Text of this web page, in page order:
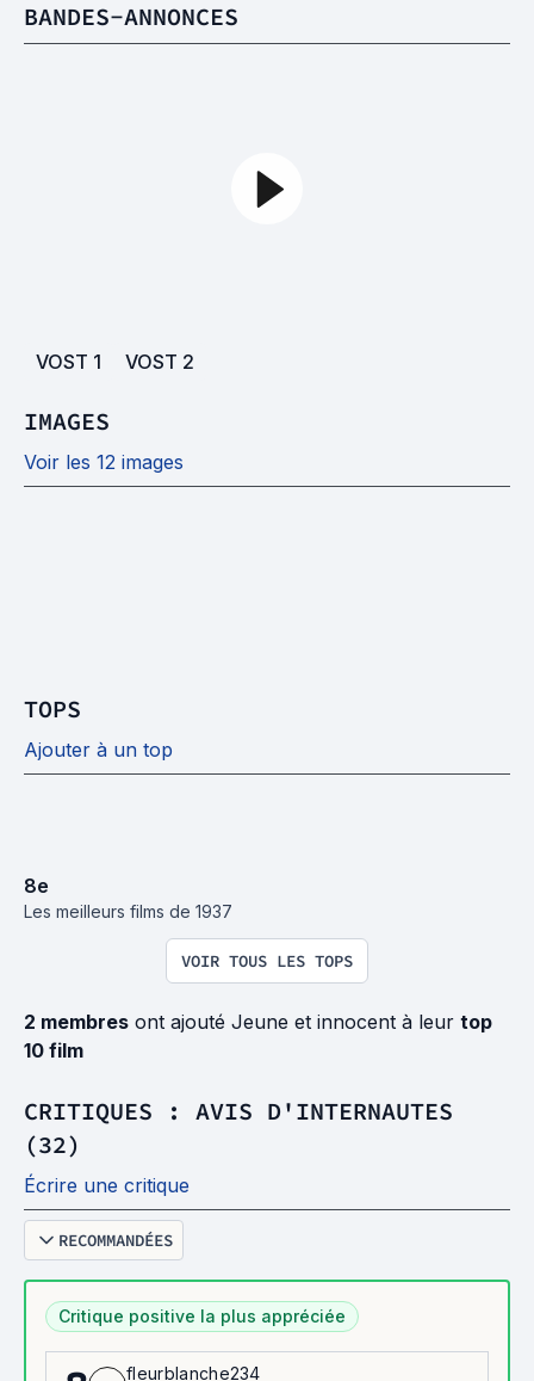
BANDES-ANNONCES
VOST 1 VOST 2
IMAGES
Voir les 12 images
TOPS
Ajouter à un top
8e
Les meilleurs films de 1937
VOIR TOUS LES TOPS
2 membres ont ajouté Jeune et innocent à leur top
10 film
CRITIQUES : AVIS D'INTERNAUTES
(32)
Écrire une critique
RECOMMANDÉES
Critique positive la plus appréciée
fleurblanche234